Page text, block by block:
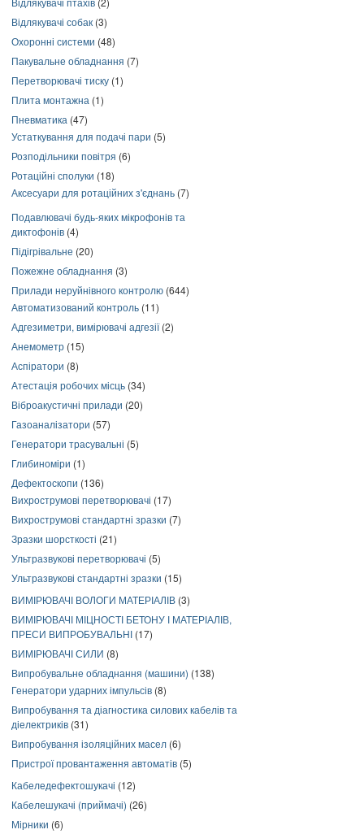
Відлякувачі собак (3)
Охоронні системи (48)
Пакувальне обладнання (7)
Перетворювачі тиску (1)
Плита монтажна (1)
Пневматика (47)
Устаткування для подачі пари (5)
Розподільники повітря (6)
Ротаційні сполуки (18)
Аксесуари для ротаційних з'єднань (7)
Подавлювачі будь-яких мікрофонів та
диктофонів (4)
Підігрівальне (20)
Пожежне обладнання (3)
Прилади неруйнівного контролю (644)
Автоматизований контроль (11)
Адгезиметри, вимірювачі адгезії(2)
Анемометр (15)
Аспіратори (8)
Атестація робочих місць (34)
Віброакустичні прилади (20)
Газоаналізатори (57)
Генератори трасувальні (5)
Глибиноміри (1)
Дефектоскопи (136)
Вихрострумові перетворювачі (17)
Вихрострумові стандартні зразки (7)
Зразки шорсткості (21)
Ультразвукові перетворювачі (5)
Ультразвукові стандартні зразки (15)
ВИМІРЮВАЧІ ВОЛОГИ МАТЕРІАЛІВ (3)
ВИМІРЮВАЧІ МІЦНОСТІ БЕТОНУ І МАТЕРІАЛІВ,
ПРЕСИ ВИПРОБУВАЛЬНІ (17)
ВИМІРЮВАЧІ СИЛИ (8)
Випробувальне обладнання (машини) (138)
Генератори ударних імпульсів (8)
Випробування та діагностика силових кабелів та
діелектриків (31)
Випробування ізоляційних масел (6)
Пристрої провантаження автоматів (5)
Кабеледефектошукачі (12)
Кабелешукачі (приймачі) (26)
Мірники (6)